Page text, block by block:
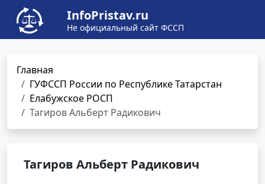
InfoPristav.ru
Не официальный сайт ФССП
Главная
ГУФССП России по Республике Татарстан
Елабужское РОСП
Тагиров Альберт Радикович
Тагиров Альберт Радикович